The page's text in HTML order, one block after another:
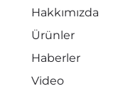
Hakkımızda
Ürünler
Haberler
Video